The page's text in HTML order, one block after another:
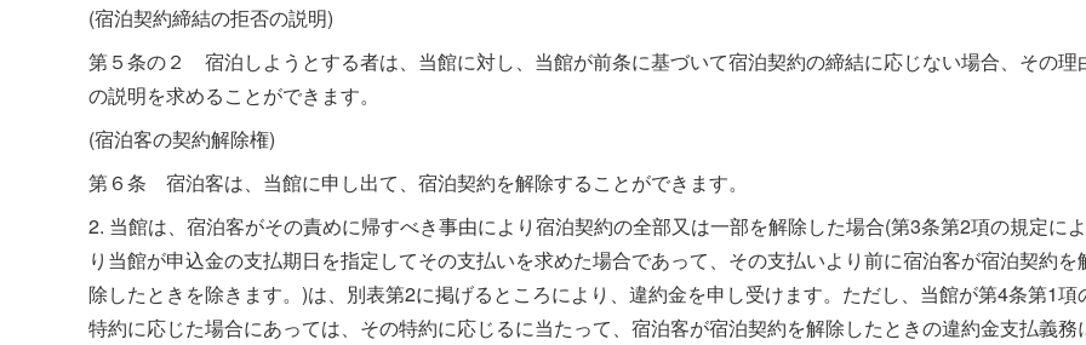
(宿泊契約締結の拒否の説明)
第５条の２ 宿泊しようとする者は、当館に対し、当館が前条に基づいて宿泊契約の締結に応じない場合、その理
の説明を求めることができます。
(宿泊客の契約解除権)
第６条 宿泊客は、当館に申し出て、宿泊契約を解除することができます。
2. 当館は、宿泊客がその責めに帰すべき事由により宿泊契約の全部又は一部を解除した場合(第3条第2項の規定によ
り当館が申込金の支払期日を指定してその支払いを求めた場合であって、その支払いより前に宿泊客が宿泊契約を
除したときを除きます。)は、別表第2に掲げるところにより、違約金を申し受けます。ただし、当館が第4条第1項
特約に応じた場合にあっては、その特約に応じるに当たって、宿泊客が宿泊契約を解除したときの違約金支払義務